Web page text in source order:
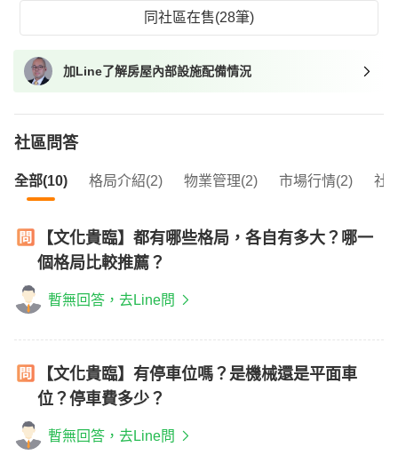
同社區在售(28筆)
加Line了解房屋內部設施配備情況
社區問答
全部(10) 格局介紹(2) 物業管理(2) 市場行情(2) 社
【文化貴臨】都有哪些格局，各自有多大？哪一
個格局比較推薦？
暫無回答，去Line問
【文化貴臨】有停車位嗎？是機械還是平面車
位？停車費多少？
暫無回答，去Line問